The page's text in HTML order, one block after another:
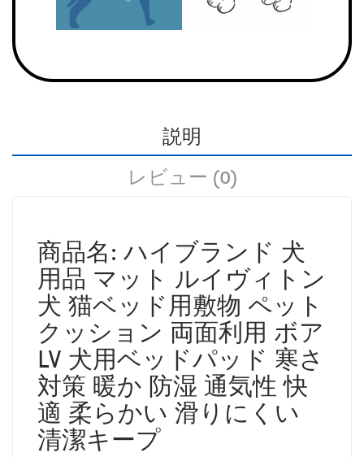
説明
レビュー (0)
商品名: ハイブランド 犬
用品 マット ルイヴィトン
犬 猫ベッド用敷物 ペット
クッション 両面利用 ボア
LV 犬用ベッドパッド 寒さ
対策 暖か 防湿 通気性 快
適 柔らかい 滑りにくい
清潔キープ